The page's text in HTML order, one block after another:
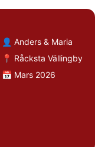
👤 Anders & Maria
📍 Råcksta Vällingby
📅 Mars 2026